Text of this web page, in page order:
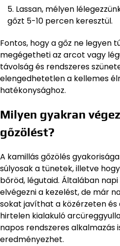
Lassan, mélyen
gőzt 5-10 percen keresztül.
Fontos, hogy a gőz ne legyen
megégetheti az arcot vagy
távolság és rendszeres
elengedhetetlen a kellemes
hatékonysághoz.
Milyen gyakran
gőzölést?
A kamillás gőzölés
súlyosak a tünetek, illetve
bőröd, légutaid. Általában
elvégezni a kezelést, de már
sokat javíthat a közérzeten és
hirtelen kialakuló
napos rendszeres alkalmazás
eredményezhet.